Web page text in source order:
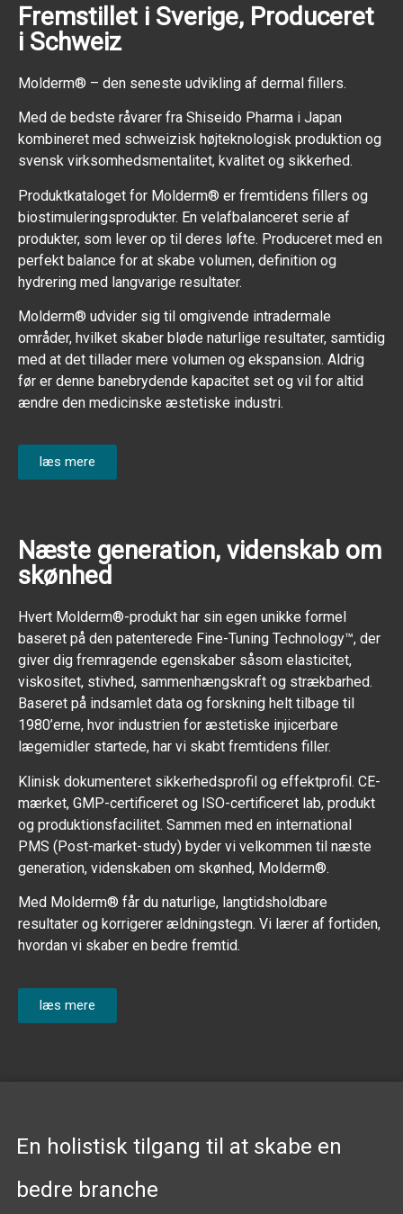
Fremstillet i Sverige, Produceret
i Schweiz
Molderm® – den seneste udvikling af dermal fillers.
Med de bedste råvarer fra Shiseido Pharma i Japan
kombineret med schweizisk højteknologisk produktion og
svensk virksomhedsmentalitet, kvalitet og sikkerhed.
Produktkataloget for Molderm® er fremtidens fillers og
biostimuleringsprodukter. En velafbalanceret serie af
produkter, som lever op til deres løfte. Produceret med en
perfekt balance for at skabe volumen, definition og
hydrering med langvarige resultater.
Molderm® udvider sig til omgivende intradermale
områder, hvilket skaber bløde naturlige resultater, samtidig
med at det tillader mere volumen og ekspansion. Aldrig
før er denne banebrydende kapacitet set og vil for altid
ændre den medicinske æstetiske industri.
læs mere
Næste generation, videnskab om
skønhed
Hvert Molderm®-produkt har sin egen unikke formel
baseret på den patenterede Fine-Tuning Technology™, der
giver dig fremragende egenskaber såsom elasticitet,
viskositet, stivhed, sammenhængskraft og strækbarhed.
Baseret på indsamlet data og forskning helt tilbage til
1980’erne, hvor industrien for æstetiske injicerbare
lægemidler startede, har vi skabt fremtidens filler.
Klinisk dokumenteret sikkerhedsprofil og effektprofil. CE-
mærket, GMP-certificeret og ISO-certificeret lab, produkt
og produktionsfacilitet. Sammen med en international
PMS (Post-market-study) byder vi velkommen til næste
generation, videnskaben om skønhed, Molderm®.
Med Molderm® får du naturlige, langtidsholdbare
resultater og korrigerer ældningstegn. Vi lærer af fortiden,
hvordan vi skaber en bedre fremtid.
læs mere
En holistisk tilgang til at skabe en
bedre branche